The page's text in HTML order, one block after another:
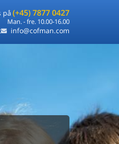
på (+45) 7877 0427
Man. - fre. 10.00-16.00
info@cofman.com